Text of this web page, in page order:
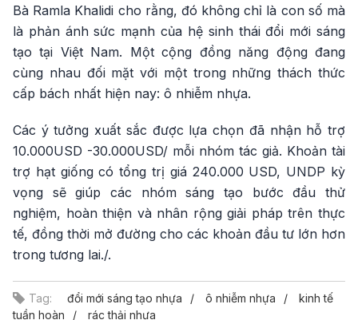
Bà Ramla Khalidi cho rằng, đó không chỉ là con số mà
là phản ánh sức mạnh của hệ sinh thái đổi mới sáng
tạo tại Việt Nam. Một cộng đồng năng động đang
cùng nhau đối mặt với một trong những thách thức
cấp bách nhất hiện nay: ô nhiễm nhựa.
Các ý tưởng xuất sắc được lựa chọn đã nhận hỗ trợ
10.000USD -30.000USD/ mỗi nhóm tác giả. Khoản tài
trợ hạt giống có tổng trị giá 240.000 USD, UNDP kỳ
vọng sẽ giúp các nhóm sáng tạo bước đầu thử
nghiệm, hoàn thiện và nhân rộng giải pháp trên thực
tế, đồng thời mở đường cho các khoản đầu tư lớn hơn
trong tương lai./.
Tag: đổi mới sáng tạo nhựa ô nhiễm nhựa
kinh tế
tuần hoàn
rác thải nhựa